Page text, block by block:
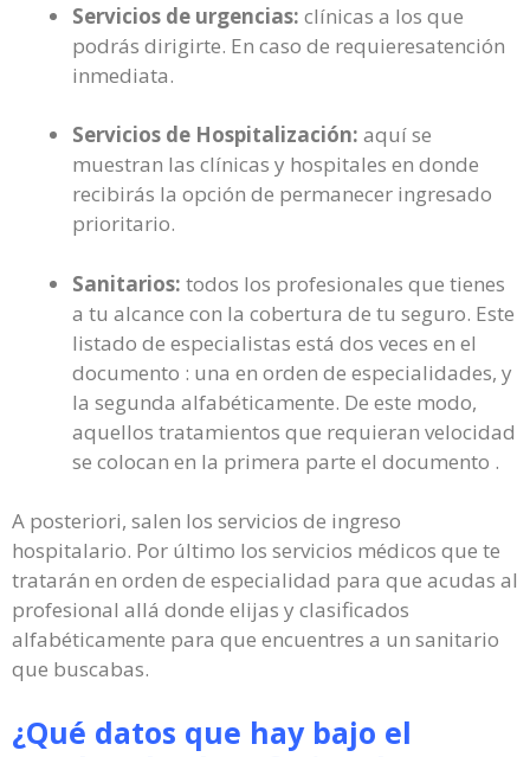
Servicios de urgencias: clínicas a los que
podrás dirigirte. En caso de requieresatención
inmediata.
Servicios de Hospitalización: aquí se
muestran las clínicas y hospitales en donde
recibirás la opción de permanecer ingresado
prioritario.
Sanitarios: todos los profesionales que tienes
a tu alcance con la cobertura de tu seguro. Este
listado de especialistas está dos veces en el
documento : una en orden de especialidades, y
la segunda alfabéticamente. De este modo,
aquellos tratamientos que requieran velocidad
se colocan en la primera parte el documento .
A posteriori, salen los servicios de ingreso
hospitalario. Por último los servicios médicos que te
tratarán en orden de especialidad para que acudas al
profesional allá donde elijas y clasificados
alfabéticamente para que encuentres a un sanitario
que buscabas.
¿Qué datos que hay bajo el